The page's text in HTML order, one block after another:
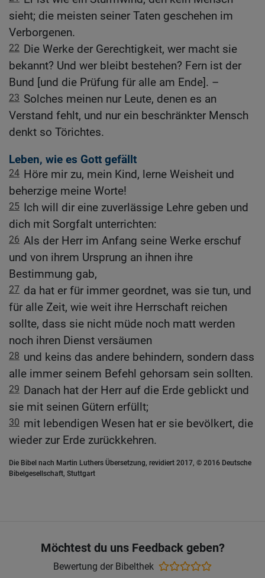
sieht; die meisten seiner Taten geschehen im
Verborgenen.
22 Die Werke der Gerechtigkeit, wer macht sie
bekannt? Und wer bleibt bestehen? Fern ist der
Bund [und die Prüfung für alle am Ende]. –
23 Solches meinen nur Leute, denen es an
Verstand fehlt, und nur ein beschränkter Mensch
denkt so Törichtes.
Leben, wie es Gott gefällt
24 Höre mir zu, mein Kind, lerne Weisheit und
beherzige meine Worte!
25 Ich will dir eine zuverlässige Lehre geben und
dich mit Sorgfalt unterrichten:
26 Als der Herr im Anfang seine Werke erschuf
und von ihrem Ursprung an ihnen ihre
Bestimmung gab,
27 da hat er für immer geordnet, was sie tun, und
für alle Zeit, wie weit ihre Herrschaft reichen
sollte, dass sie nicht müde noch matt werden
noch ihren Dienst versäumen
28 und keins das andere behindern, sondern dass
alle immer seinem Befehl gehorsam sein sollten.
29 Danach hat der Herr auf die Erde geblickt und
sie mit seinen Gütern erfüllt;
30 mit lebendigen Wesen hat er sie bevölkert, die
wieder zur Erde zurückkehren.
Die Bibel nach Martin Luthers Übersetzung, revidiert 2017, © 2016 Deutsche
Bibelgesellschaft, Stuttgart
Möchtest du uns Feedback geben?
Bewertung der Bibelthek